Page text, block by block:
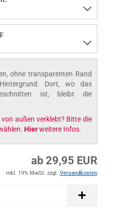
ohne transparenten Rand
Dort, wo das
ist, bleibt die
außen verklebt? Bitte die
Hier weitere Infos.
ab 29,95 EUR
inkl. 19% MwSt. zzgl. Versandkosten